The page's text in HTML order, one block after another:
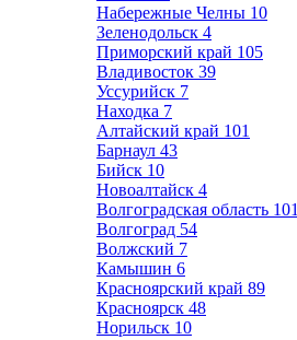
Набережные Челны 10
Зеленодольск 4
Приморский край 105
Владивосток 39
Уссурийск 7
Находка 7
Алтайский край 101
Барнаул 43
Бийск 10
Новоалтайск 4
Волгоградская область 101
Волгоград 54
Волжский 7
Камышин 6
Красноярский край 89
Красноярск 48
Норильск 10